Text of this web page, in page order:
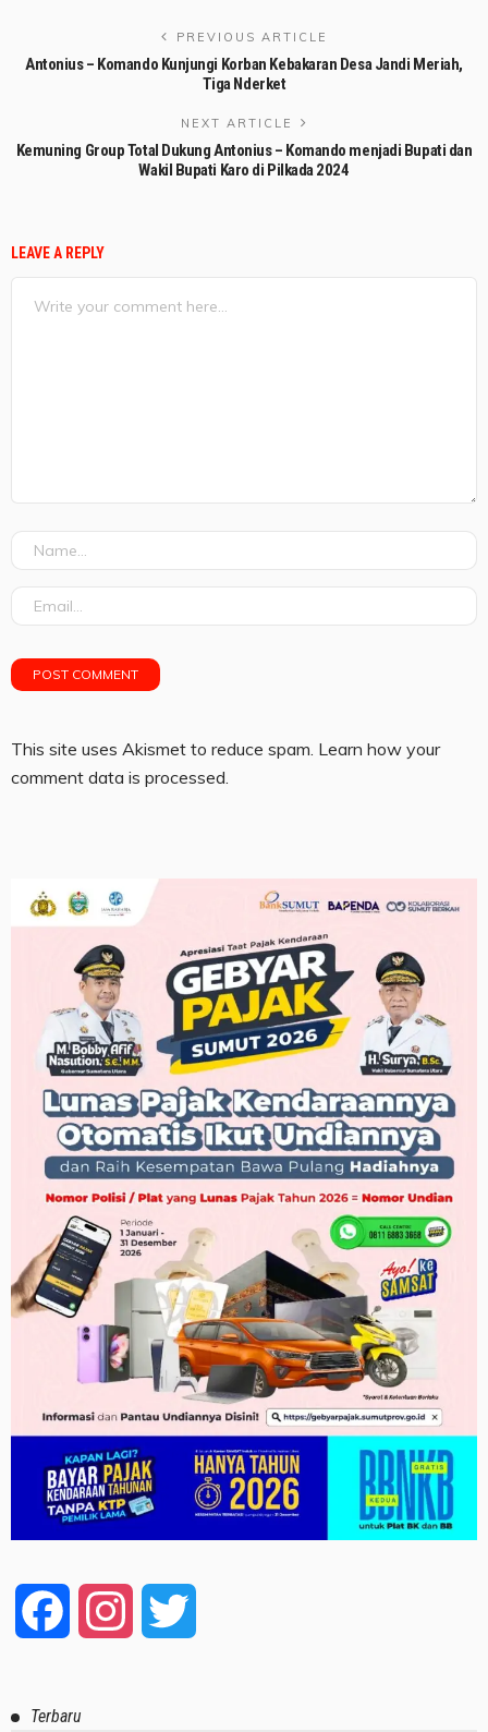
PREVIOUS ARTICLE
Antonius – Komando Kunjungi Korban Kebakaran Desa Jandi Meriah,
Tiga Nderket
NEXT ARTICLE
Kemuning Group Total Dukung Antonius – Komando menjadi Bupati dan
Wakil Bupati Karo di Pilkada 2024
LEAVE A REPLY
This site uses Akismet to reduce spam. Learn how your
comment data is processed.
Facebook Instagram
Terbaru